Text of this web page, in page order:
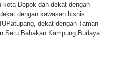
kota Depok dan dekat dengan
dengan kawasan bisnis
dekat dengan Taman
Setu Babakan Kampung Budaya